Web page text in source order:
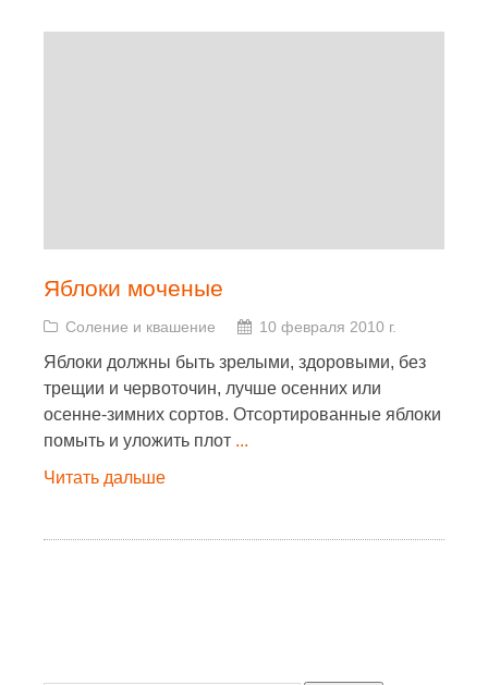
Яблоки моченые
Соление и квашение 10 февраля 2010 г.
Яблоки должны быть зрелыми, здоровыми, без
трещии и червоточин, лучше осенних или
осенне-зимних сортов. Отсортированные яблоки
помыть и уложить плот ...
Читать дальше